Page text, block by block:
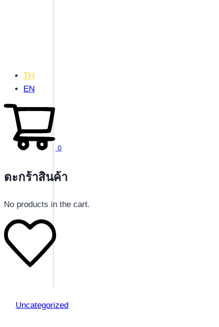
TH
EN
0
ตะกร้าสินค้า
No products in the cart.
Uncategorized